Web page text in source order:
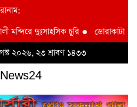
দুঃসাহসিক চুরি●ডোরাকাটা মাল্টা
২০২৬, ২৩ শ্রাবণ ১৪৩৩